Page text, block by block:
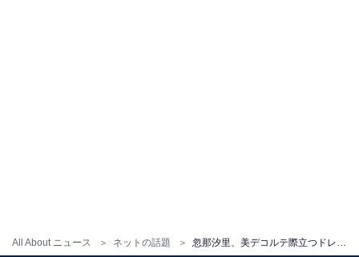
All About ニュース ネットの話題